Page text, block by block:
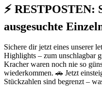
⚡ RESTPOSTEN:
ausgesuchte
Sichere dir jetzt eines unserer
Highlights – zum unschlagbar
Kracher waren noch nie so
wiederkommen. 🚗 Jetzt
Stückzahlen sind begrenzt –